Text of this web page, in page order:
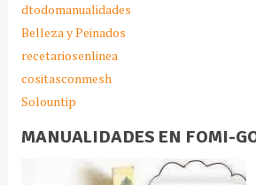
dtodomanualidades
Belleza y Peinados
recetariosenlinea
cositasconmesh
Solountip
MANUALIDADES EN FOMI-